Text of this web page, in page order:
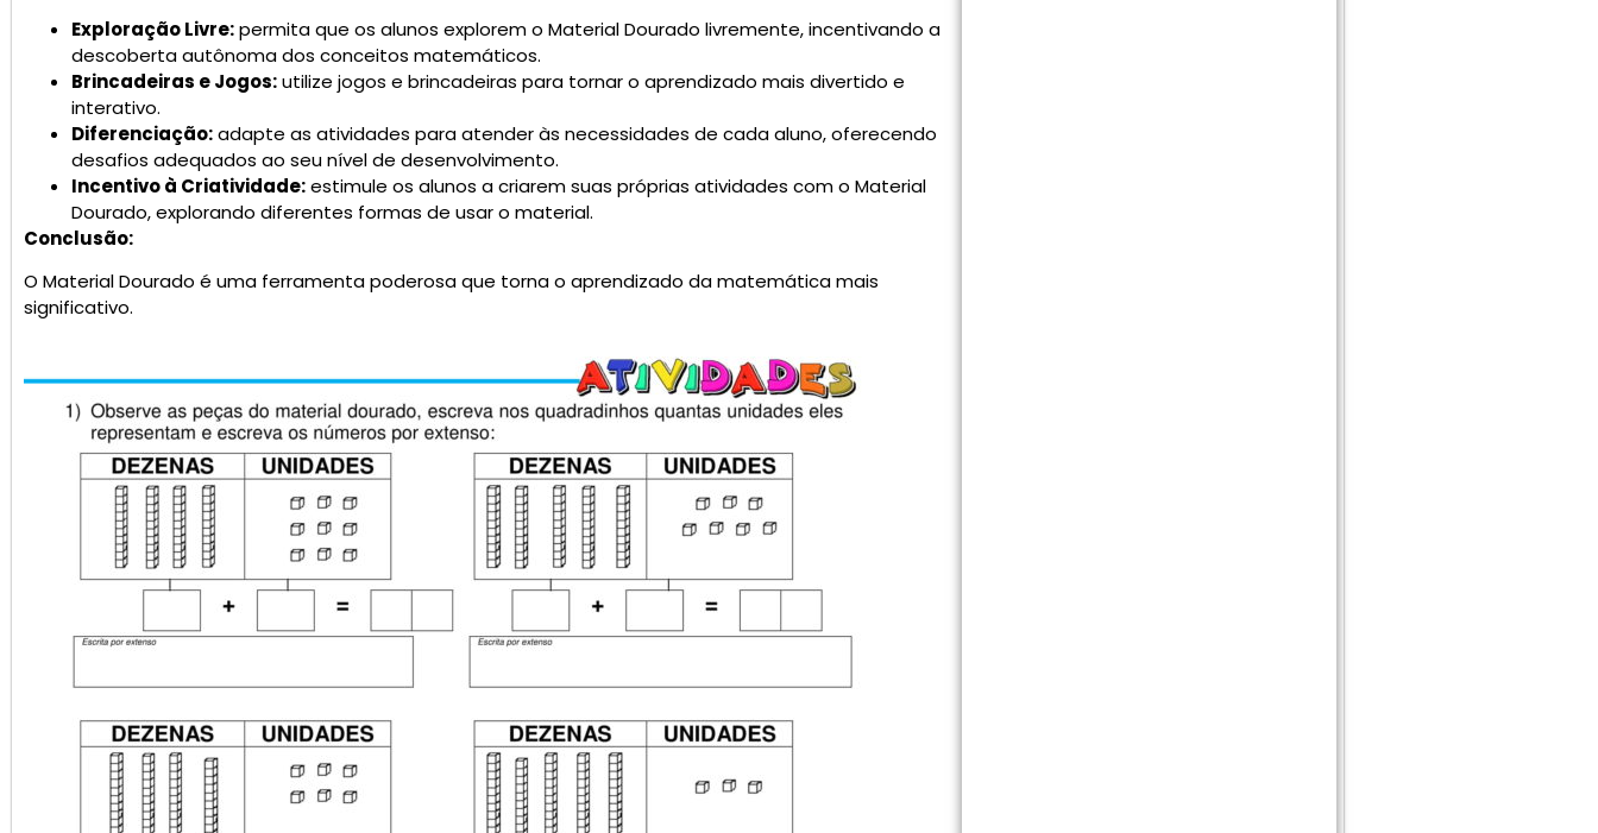
Exploração Livre:permita que os alunos explorem o Material Dourado livremente, incentivando a
descoberta autônoma dos conceitos matemáticos.
Brincadeiras e Jogos:utilize jogos e brincadeiras para tornar o aprendizado mais divertido e
interativo.
Diferenciação:adapte as atividades para atender às necessidades de cada aluno, oferecendo
desafios adequados ao seu nível de desenvolvimento.
Incentivo à Criatividade:estimule os alunos a criarem suas próprias atividades com o Material
Dourado, explorando diferentes formas de usar o material.
Conclusão:
O Material Dourado é uma ferramenta poderosa que torna o aprendizado da matemática mais
significativo.